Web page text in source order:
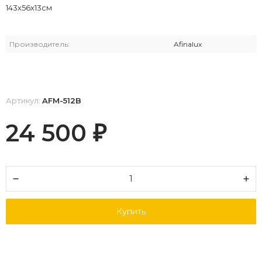
143х56х13см
Производитель: Afinalux
Артикул: AFM-512B
24 500 ₽
Купить